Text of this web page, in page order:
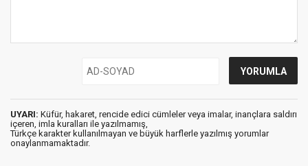
UYARI: Küfür, hakaret, rencide edici cümleler veya imalar, inançlara saldırı
içeren, imla kuralları ile yazılmamış,
Türkçe karakter kullanılmayan ve büyük harflerle yazılmış yorumlar
onaylanmamaktadır.